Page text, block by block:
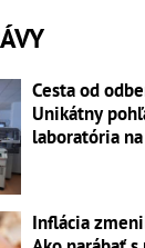
Cesta od
Unikátny
laboratória
Inflácia